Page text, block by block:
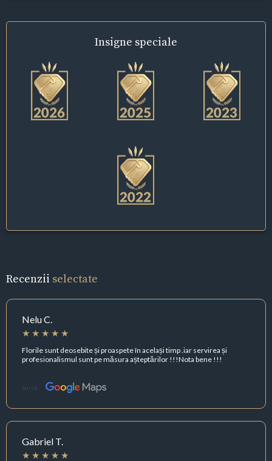
Insigne speciale
Recenzii selectate
Nelu C.
Florile sunt deosebite și proaspete în același timp .iar servirea și
profesionalismul sunt pe măsura așteptărilor !!!Nota bene !!!
Sursă:
Gabriel T.